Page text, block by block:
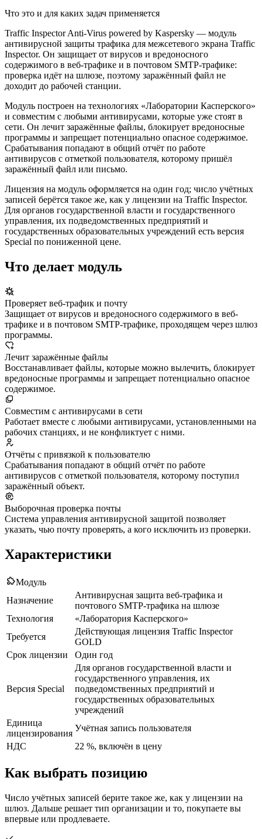
Что это и для каких задач применяется
Traffic Inspector Anti-Virus powered by Kaspersky — модуль
антивирусной защиты трафика для межсетевого экрана Traffic
Inspector. Он защищает от вирусов и вредоносного
содержимого в веб-трафике и в почтовом SMTP-трафике:
проверка идёт на шлюзе, поэтому заражённый файл не
доходит до рабочей станции.
Модуль построен на технологиях «Лаборатории Касперского»
и совместим с любыми антивирусами, которые уже стоят в
сети. Он лечит заражённые файлы, блокирует вредоносные
программы и запрещает потенциально опасное содержимое.
Срабатывания попадают в общий отчёт по работе
антивирусов с отметкой пользователя, которому пришёл
заражённый файл или письмо.
Лицензия на модуль оформляется на один год; число учётных
записей берётся такое же, как у лицензии на Traffic Inspector.
Для органов государственной власти и государственного
управления, их подведомственных предприятий и
государственных образовательных учреждений есть версия
Special по пониженной цене.
Что делает модуль
Проверяет веб-трафик и почту
Защищает от вирусов и вредоносного содержимого в веб-
трафике и в почтовом SMTP-трафике, проходящем через шлюз
программы.
Лечит заражённые файлы
Восстанавливает файлы, которые можно вылечить, блокирует
вредоносные программы и запрещает потенциально опасное
содержимое.
Совместим с антивирусами в сети
Работает вместе с любыми антивирусами, установленными на
рабочих станциях, и не конфликтует с ними.
Отчёты с привязкой к пользователю
Срабатывания попадают в общий отчёт по работе
антивирусов с отметкой пользователя, которому поступил
заражённый объект.
Выборочная проверка почты
Система управления антивирусной защитой позволяет
указать, чью почту проверять, а кого исключить из проверки.
Характеристики
Модуль
Назначение
Антивирусная защита веб-трафика и
почтового SMTP-трафика на шлюзе
Технология
«Лаборатория Касперского»
Требуется
Действующая лицензия Traffic Inspector
GOLD
Срок лицензии
Один год
Версия Special
Для органов государственной власти и
государственного управления, их
подведомственных предприятий и
государственных образовательных
учреждений
Единица
лицензирования
Учётная запись пользователя
НДС
22 %, включён в цену
Как выбрать позицию
Число учётных записей берите такое же, как у лицензии на
шлюз. Дальше решает тип организации и то, покупаете вы
впервые или продлеваете.